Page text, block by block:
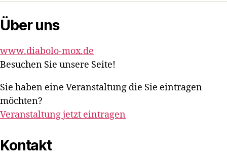
Über uns
www.diabolo-mox.de
Besuchen Sie unsere Seite!
Sie haben eine Veranstaltung die Sie eintragen
möchten?
Veranstaltung jetzt eintragen
Kontakt